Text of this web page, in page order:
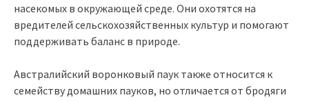
насекомых в окружающей среде. Они охотятся на
вредителей сельскохозяйственных культур и помогают
поддерживать баланс в природе.
Австралийский воронковый паук также относится к
семейству домашних пауков, но отличается от бродяги